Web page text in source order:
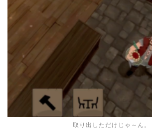
取り出しただけじゃ～ん。